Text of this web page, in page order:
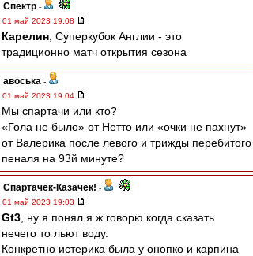
Спектр -
01 май 2023 19:08
Карелин , Суперкубок Англии - это
традиционно матч открытия сезона
авоська -
01 май 2023 19:04
Мы спартачи или кто?
«Гола не было» от Нетто или «очки не пахнут»
от Валерика после левого и трижды перебитого
пеналя на 93й минуте?
Спартачек-Казачек! -
01 май 2023 19:03
Gt3 , ну я понял.я ж говорю когда сказать
нечего то льют воду.
Конкретно истерика была у онопко и карпина